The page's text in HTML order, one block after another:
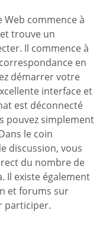
Web commence à
trouve un
Il commence à
en
démarrer votre
interface et
est déconnecté
pouvez simplement
le coin
discussion, vous
du nombre de
Il existe également
et forums sur
participer.